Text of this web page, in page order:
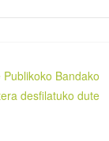
Bandako
desfilatuko dute